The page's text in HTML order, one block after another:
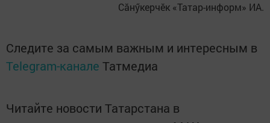
Сăнӳкерчӗк «Татар-информ» ИА.
Следите за самым важным и интересным в
Telegram-канале Татмедиа
Читайте новости Татарстана в